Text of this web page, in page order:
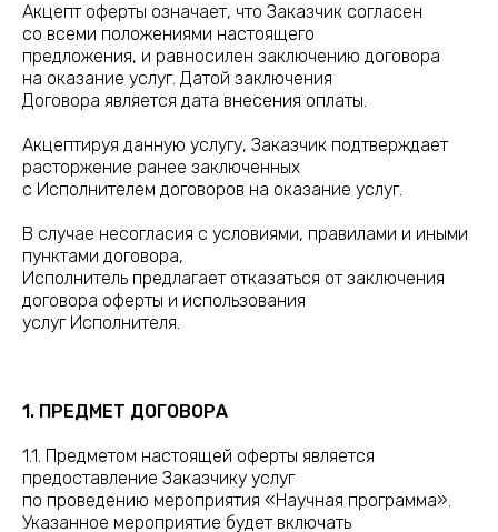
Акцепт оферты означает, что Заказчик согласен
со всеми положениями настоящего
предложения, и равносилен заключению договора
на оказание услуг. Датой заключения
Договора является дата внесения оплаты.
Акцептируя данную услугу, Заказчик подтверждает
расторжение ранее заключенных
с Исполнителем договоров на оказание услуг.
В случае несогласия с условиями, правилами и иными
пунктами договора,
Исполнитель предлагает отказаться от заключения
договора оферты и использования
услуг Исполнителя.
1. ПРЕДМЕТ ДОГОВОРА
1.1. Предметом настоящей оферты является
предоставление Заказчику услуг
по проведению мероприятия «Научная программа».
Указанное мероприятие будет включать